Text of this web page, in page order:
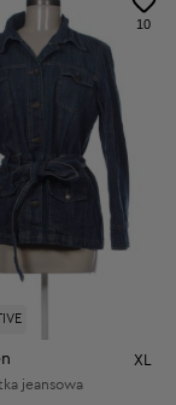
10
XL
jeansowa